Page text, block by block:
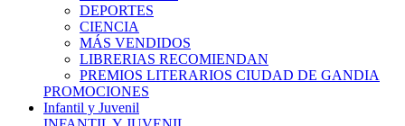
DEPORTES
CIENCIA
MÁS VENDIDOS
LIBRERIAS RECOMIENDAN
PREMIOS LITERARIOS CIUDAD DE GANDIA
PROMOCIONES
Infantil y Juvenil